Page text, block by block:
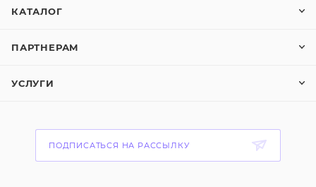
КАТАЛОГ
ПАРТНЕРАМ
УСЛУГИ
ПОДПИСАТЬСЯ НА РАССЫЛКУ